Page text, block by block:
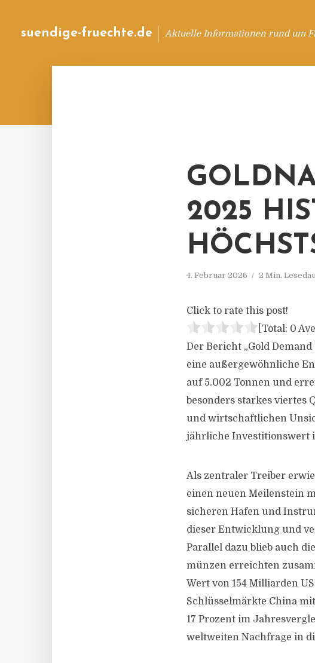
suendige-fruechte.de Aktuelle Informationen rund um
2025
4. Februar 2026 2 Min.
Click to rate this post!
[Total: 0
Der Bericht „Gold
eine außergewöhnliche
auf 5.002 Tonnen und
besonders starkes viertes
und wirtschaftlichen
jährliche Investitionswert
Als zentraler Treiber
einen neuen Meilenstein
sicheren Hafen und
dieser Entwicklung und
Parallel dazu blieb auch
münzen erreichten
Wert von 154 Milliarden
Schlüsselmärkte China
17 Prozent im
weltweiten Nachfrage in